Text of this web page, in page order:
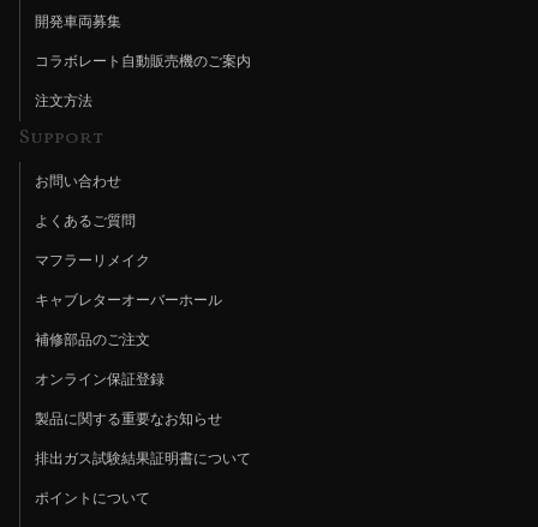
開発車両募集
コラボレート自動販売機のご案内
注文方法
Support
お問い合わせ
よくあるご質問
マフラーリメイク
キャブレターオーバーホール
補修部品のご注文
オンライン保証登録
製品に関する重要なお知らせ
排出ガス試験結果証明書について
ポイントについて